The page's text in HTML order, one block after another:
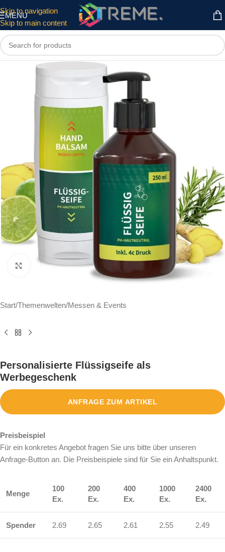
Skip to navigation
Skip to main content
MENU
Click to enlarge
Start/Themenwelten/Messen & Events
Personalisierte Flüssigseife als
Werbegeschenk
ANFRAGE ZUM ARTIKEL
Preisbeispiel
Für ein konkretes Angebot fragen Sie uns bitte über unseren
Anfrage-Button an. Die Preisbeispiele sind für Sie ein Anhaltspunkt.
Menge
100
Ex.
200
Ex.
400
Ex.
1000
Ex.
2400
Ex.
Spender 2.69 2.65 2.61 2.55 2.49